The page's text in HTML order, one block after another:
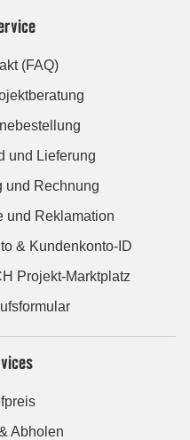
(FAQ)
und Lieferung
und Rechnung
und Reklamation
& Kundenkonto-ID
Projekt-Marktplatz
Abholen